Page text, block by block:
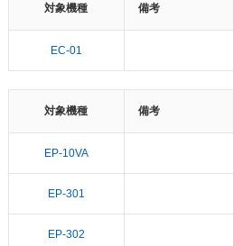
対象機種 備考
EC-01
対象機種 備考
EP-10VA
EP-301
EP-302